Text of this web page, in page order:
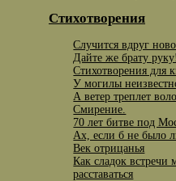
Стихотворения
Случится вдруг
Дайте же брату руку!
Стихотворения для
У могилы
А ветер треплет
Смирение.
70 лет битве под
Ах, если б не было
Век отрицанья
Как сладок встречи
расставаться